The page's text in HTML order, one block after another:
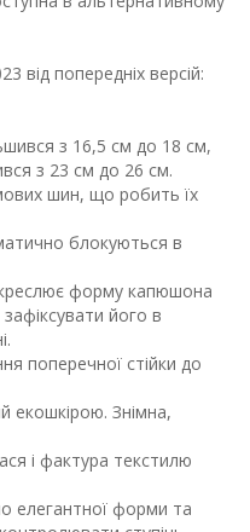
від попередніх версій:
з 16,5 см до 18 см,
з 23 см до 26 см.
шин, що робить їх
блокуються в
форму капюшона
його в
поперечної стійки до
екошкірою. Знімна,
і фактура текстилю
елегантної форми та